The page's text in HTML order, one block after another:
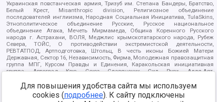
Украинская повстанческая армия, Тризуб им. Степана Бандеры, Братство,
Белый Крест, Misanthropic division, Религиозное объединение
последователей инглиизма, Народная Социальная Инициатива, TulaSkins,
Этнополитическое объединение Русские, Русское национальное
объединение Атака, Мечеть Мирмамеда, Община Коренного Русского
народа г. Астрахани, ВОЛЯ, Меджлис крымскотатарского народа, Рубеж
Севера, ТОЙС, О противодействии экстремистской деятельности,
РЕВТАТПОД, Артподготовка, Штольц, В честь иконы Божией Матери
Державная, Сектор 16, Независимость, Фирма, Молодежная правозащитная
группа МПГ, Курсом Правды и Единения, Каракольская инициативная
группа, Автоград Крю, Союз Славянских Сил Руси, Алля-Аят,
Арестантское уголовное единство, Башкорт, Нация и свобода, W.H.С., Фалунь
Дафа, Иртыш Ultras, Русский Патриотический клуб-Новокузнецк/РПК,
Сибирский державный союз, Фонд борьбы с коррупцией, Фонд защиты прав
Для повышения удобства сайта мы используем
cookies (подробнее). К сайту подключены